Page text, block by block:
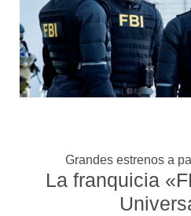
Grandes estrenos a
La franquicia